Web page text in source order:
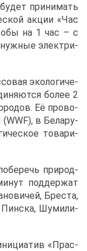
при­ни­мать
ак­ции «Час
на 1 час – с
элек­три­
эко­ло­ги­че­
бо­лее 2
Её про­во­
в Бе­ла­ру­
то­ва­ри­
при­род­
под­дер­жат
Бре­ста,
Пин­ска, Шу­ми­ли­
«Прас­